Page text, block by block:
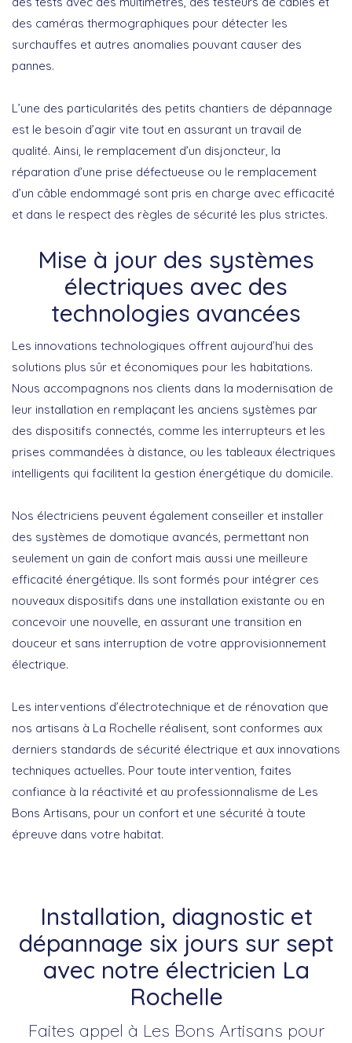
des caméras thermographiques pour détecter les
surchauffes et autres anomalies pouvant causer des
pannes.
L’une des particularités des petits chantiers de dépannage
est le besoin d’agir vite tout en assurant un travail de
qualité. Ainsi, le remplacement d’un disjoncteur, la
réparation d’une prise défectueuse ou le remplacement
d’un câble endommagé sont pris en charge avec efficacité
et dans le respect des règles de sécurité les plus strictes.
Mise à jour des systèmes
électriques avec des
technologies avancées
Les innovations technologiques offrent aujourd’hui des
solutions plus sûr et économiques pour les habitations.
Nous accompagnons nos clients dans la modernisation de
leur installation en remplaçant les anciens systèmes par
des dispositifs connectés , comme les interrupteurs et les
prises commandées à distance, ou les tableaux électriques
intelligents qui facilitent la gestion énergétique du domicile.
Nos électriciens peuvent également conseiller et installer
des systèmes de domotique avancés , permettant non
seulement un gain de confort mais aussi une meilleure
efficacité énergétique. Ils sont formés pour intégrer ces
nouveaux dispositifs dans une installation existante ou en
concevoir une nouvelle, en assurant une transition en
douceur et sans interruption de votre approvisionnement
électrique.
Les interventions d’électrotechnique et de rénovation que
nos artisans à La Rochelle réalisent, sont conformes aux
derniers standards de sécurité électrique et aux innovations
techniques actuelles. Pour toute intervention, faites
confiance à la réactivité et au professionnalisme de Les
Bons Artisans , pour un confort et une sécurité à toute
épreuve dans votre habitat.
Installation, diagnostic et
dépannage six jours sur sept
avec notre électricien La
Rochelle
Faites appel à Les Bons Artisans pour